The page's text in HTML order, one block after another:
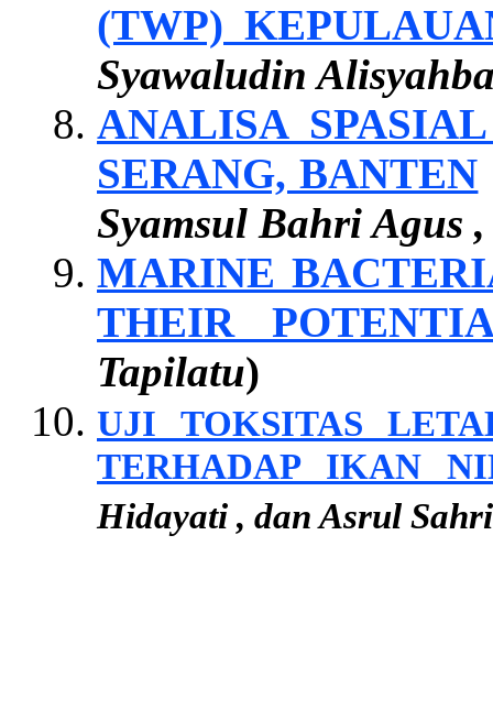
(TWP)
Syawaludin
ANALISA
SERANG, BANTEN
Syamsul Bahri Agus
MARINE
THEIR
Tapilatu)
UJI TOKSITAS
TERHADAP IKAN
Hidayati , dan Asrul